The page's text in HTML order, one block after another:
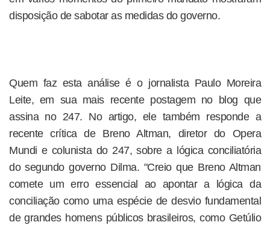
disposição de sabotar as medidas do governo.
Quem faz esta análise é o jornalista Paulo Moreira
Leite, em sua mais recente postagem no blog que
assina no 247. No artigo, ele também responde a
recente crítica de Breno Altman, diretor do Opera
Mundi e colunista do 247, sobre a lógica conciliatória
do segundo governo Dilma. "Creio que Breno Altman
comete um erro essencial ao apontar a lógica da
conciliação como uma espécie de desvio fundamental
de grandes homens públicos brasileiros, como Getúlio